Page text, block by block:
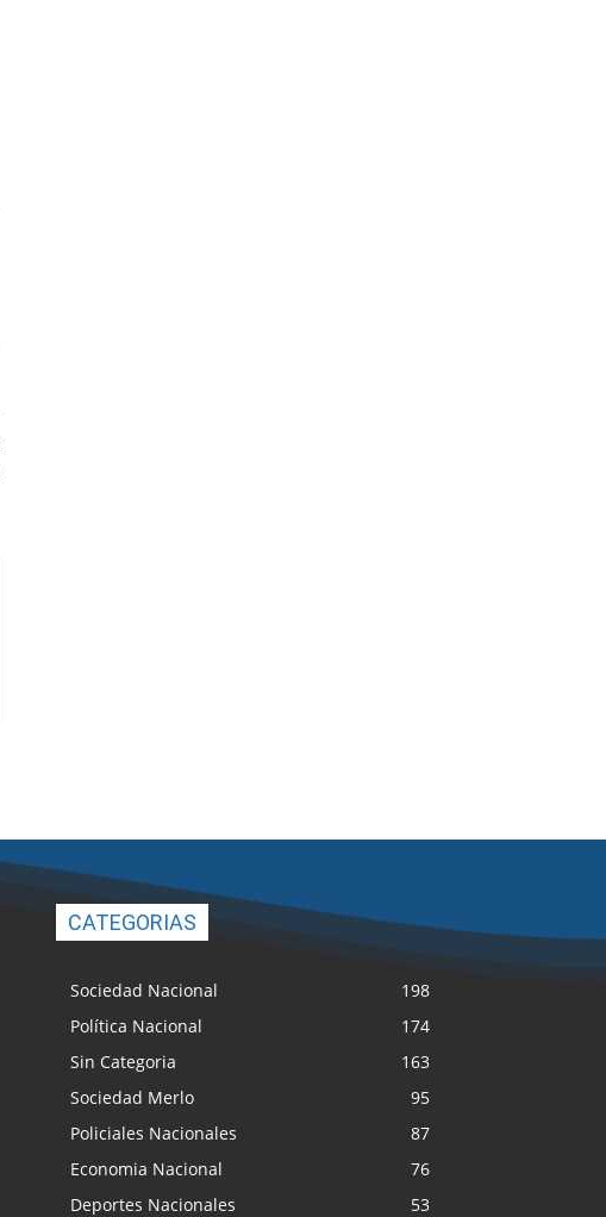
CATEGORIAS
Sociedad Nacional
198
Política Nacional
174
Sin Categoria
163
Sociedad Merlo
95
Policiales Nacionales
87
Economia Nacional
76
Deportes Nacionales
53